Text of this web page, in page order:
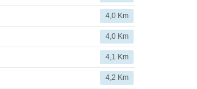
4,0 Km
4,0 Km
4,1 Km
4,2 Km